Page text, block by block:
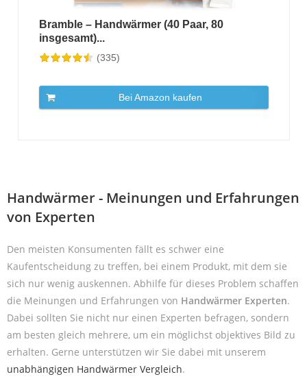
Bramble – Handwärmer (40 Paar, 80
insgesamt)...
(335)
Bei Amazon kaufen
Handwärmer - Meinungen und Erfahrungen
von Experten
Den meisten Konsumenten fällt es schwer eine
Kaufentscheidung zu treffen, bei einem Produkt, mit dem sie
sich nur wenig auskennen. Abhilfe für dieses Problem schaffen
die Meinungen und Erfahrungen von Handwärmer Experten.
Dabei sollten Sie nicht nur einen Experten befragen, sondern
am besten gleich mehrere, um ein möglichst objektives Bild zu
erhalten. Gerne unterstützen wir Sie dabei mit unserem
unabhängigen Handwärmer Vergleich.